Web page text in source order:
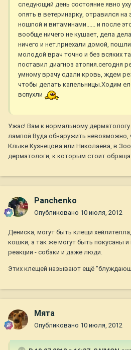
следующий день состояние явно
опять в ветеринарку, отравился на
ношпой и витаминами...... и после
вообще ничего не кушает, дела
ничего и нет.приехали домой,
молодой врач точно и без всяких
поставил диагноз атопия.сегодня
умному врачу сдали кровь, ждем
чтобы делать капельницы.Ходим
вспухли
Ужас! Вам к нормальному
лампой Вуда обнаружить невозможно,
Клыке Кузнецова или Николаева, в
дерматологи, к которым стоит
Panchenko
Опубликовано 10 июля, 2012
Дениска, могут быть клещи
кошки, а так же могут быть покусаны и
реакции - собаки и даже люди.
Этих клещей называют ещё
Мята
Опубликовано 10 июля, 2012